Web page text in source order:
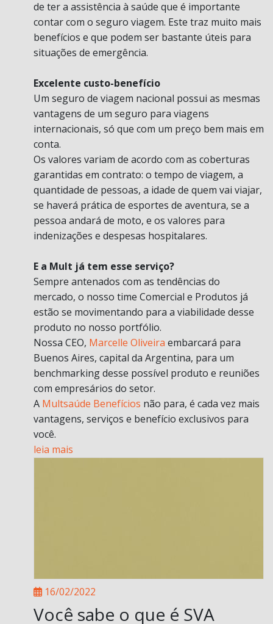
de ter a assistência à saúde que é importante
contar com o seguro viagem. Este traz muito mais
benefícios e que podem ser bastante úteis para
situações de emergência.
Excelente custo-benefício
Um seguro de viagem nacional possui as mesmas
vantagens de um seguro para viagens
internacionais, só que com um preço bem mais em
conta.
Os valores variam de acordo com as coberturas
garantidas em contrato: o tempo de viagem, a
quantidade de pessoas, a idade de quem vai viajar,
se haverá prática de esportes de aventura, se a
pessoa andará de moto, e os valores para
indenizações e despesas hospitalares.
E a Mult já tem esse serviço?
Sempre antenados com as tendências do
mercado, o nosso time Comercial e Produtos já
estão se movimentando para a viabilidade desse
produto no nosso portfólio.
Nossa CEO, Marcelle Oliveira embarcará para
Buenos Aires, capital da Argentina, para um
benchmarking desse possível produto e reuniões
com empresários do setor.
A Multsaúde Benefícios não para, é cada vez mais
vantagens, serviços e benefício exclusivos para
você.
leia mais
16/02/2022
Você sabe o que é SVA